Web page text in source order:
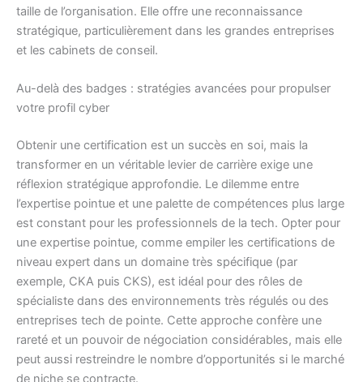
taille de l’organisation. Elle offre une reconnaissance
stratégique, particulièrement dans les grandes entreprises
et les cabinets de conseil.
Au-delà des badges : stratégies avancées pour propulser
votre profil cyber
Obtenir une certification est un succès en soi, mais la
transformer en un véritable levier de carrière exige une
réflexion stratégique approfondie. Le dilemme entre
l’expertise pointue et une palette de compétences plus large
est constant pour les professionnels de la tech. Opter pour
une expertise pointue, comme empiler les certifications de
niveau expert dans un domaine très spécifique (par
exemple, CKA puis CKS), est idéal pour des rôles de
spécialiste dans des environnements très régulés ou des
entreprises tech de pointe. Cette approche confère une
rareté et un pouvoir de négociation considérables, mais elle
peut aussi restreindre le nombre d’opportunités si le marché
de niche se contracte.